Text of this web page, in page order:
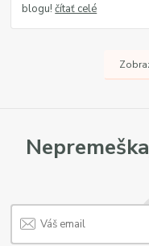
blogu!čítať celé